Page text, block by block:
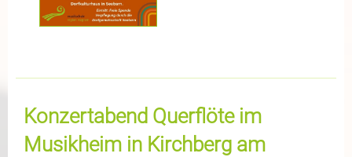
Konzertabend Querflöte im
Musikheim in Kirchberg am